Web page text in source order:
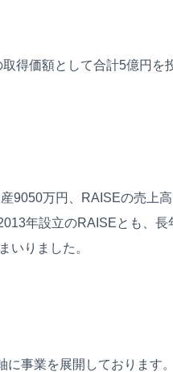
得価額として合計5億円を
9050万円、RAISEの売上
年設立のRAISEとも、
いりました。
事業を展開しております